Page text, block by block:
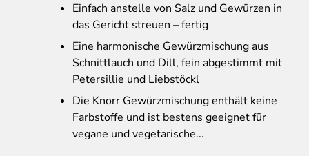
Einfach anstelle von Salz und Gewürzen in
das Gericht streuen – fertig
Eine harmonische Gewürzmischung aus
Schnittlauch und Dill, fein abgestimmt mit
Petersillie und Liebstöckl
Die Knorr Gewürzmischung enthält keine
Farbstoffe und ist bestens geeignet für
vegane und vegetarische...